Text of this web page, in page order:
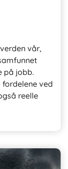
vår,
på jobb.
ved
reelle